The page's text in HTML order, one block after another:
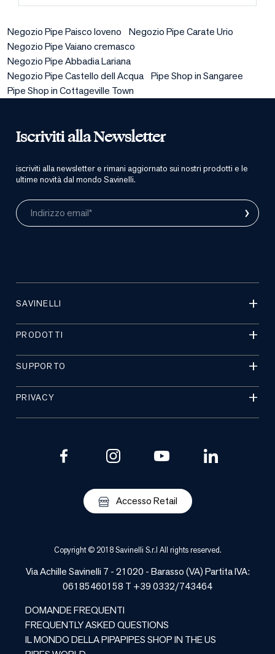
Negozio Pipe Paisco loveno
Negozio Pipe Carate Urio
Negozio Pipe Vaiano cremasco
Negozio Pipe Abbadia Lariana
Negozio Pipe Castello dell Acqua Pipe Shop in Sangaree
Pipe Shop in Cottageville Town
Iscriviti alla Newsletter
iscriviti alla newsletter e rimani aggiornato sui nostri prodotti e le
ultime novità dal mondo Savinelli.
Indirizzo email* ›
SAVINELLI
PRODOTTI
SUPPORTO
PRIVACY
Accesso Retail
Copyright © 2018 Savinelli S.r.l All rights reserved.
Via Achille Savinelli 7 - 21020 -Barasso(VA) Partita IVA:
06185460158 T +39 0332/743464
DOMANDE FREQUENTI
FREQUENTLY ASKED QUESTIONS
IL MONDO DELLA PIPAPIPES SHOP IN THE US